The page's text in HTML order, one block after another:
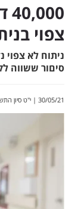
40,000
לקרוא עד
שלח